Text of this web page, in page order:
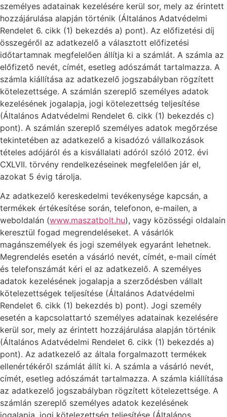
személyes adatainak kezelésére kerül sor, mely az érintett
hozzájárulása alapján történik (Általános Adatvédelmi
Rendelet 6. cikk (1) bekezdés a) pont). Az előfizetési díj
összegéről az adatkezelő a választott előfizetési
időtartamnak megfelelően állítja ki a számlát. A számla az
előfizető nevét, címét, esetleg adószámát tartalmazza. A
számla kiállítása az adatkezelő jogszabályban rögzített
kötelezettsége. A számlán szereplő személyes adatok
kezelésének jogalapja, jogi kötelezettség teljesítése
(Általános Adatvédelmi Rendelet 6. cikk (1) bekezdés c)
pont). A számlán szereplő személyes adatok megőrzése
tekintetében az adatkezelő a kisadózó vállalkozások
tételes adójáról és a kisvállalati adóról szóló 2012. évi
CXLVII. törvény rendelkezéseinek megfelelően jár el,
azokat 5 évig tárolja.
Az adatkezelő kereskedelmi tevékenysége kapcsán, a
termékek értékesítése során, telefonon, e-mailen, a
weboldalán (www.maszatbolt.hu), vagy közösségi oldalain
keresztül fogad megrendeléseket. A vásárlók
magánszemélyek és jogi személyek egyaránt lehetnek.
Megrendelés esetén a vásárló nevét, címét, e-mail címét
és telefonszámát kéri el az adatkezelő. A személyes
adatok kezelésének jogalapja a szerződésben vállalt
kötelezettségek teljesítése (Általános Adatvédelmi
Rendelet 6. cikk (1) bekezdés b) pont). Jogi személy
esetén a kapcsolattartó személyes adatainak kezelésére
kerül sor, mely az érintett hozzájárulása alapján történik
(Általános Adatvédelmi Rendelet 6. cikk (1) bekezdés a)
pont). Az adatkezelő az általa forgalmazott termékek
ellenértékéről számlát állít ki. A számla a vásárló nevét,
címét, esetleg adószámát tartalmazza. A számla kiállítása
az adatkezelő jogszabályban rögzített kötelezettsége. A
számlán szereplő személyes adatok kezelésének